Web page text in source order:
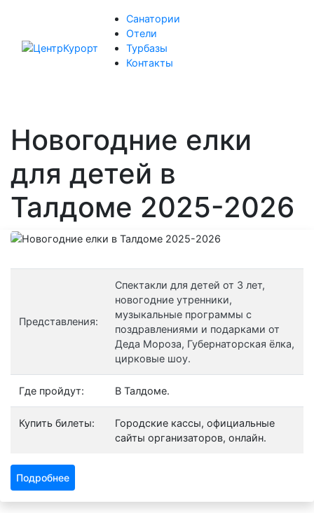
Санатории
Отели
Турбазы
Контакты
Новогодние елки
для детей в
Талдоме 2025-2026
Представления:
Спектакли для детей от 3 лет,
новогодние утренники,
музыкальные программы с
поздравлениями и подарками от
Деда Мороза, Губернаторская ёлка,
цирковые шоу.
Где пройдут: В Талдоме.
Купить билеты:
Городские кассы, официальные
сайты организаторов, онлайн.
Подробнее